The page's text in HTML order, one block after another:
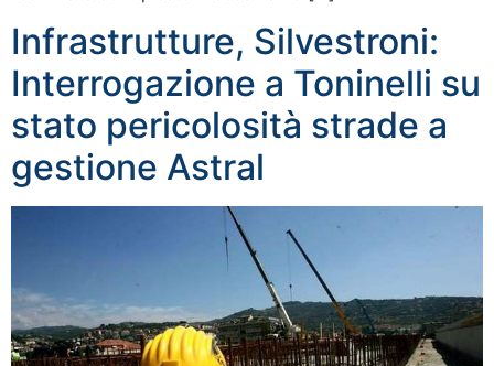
Infrastrutture, Silvestroni:
Interrogazione a Toninelli su
stato pericolosità strade a
gestione Astral